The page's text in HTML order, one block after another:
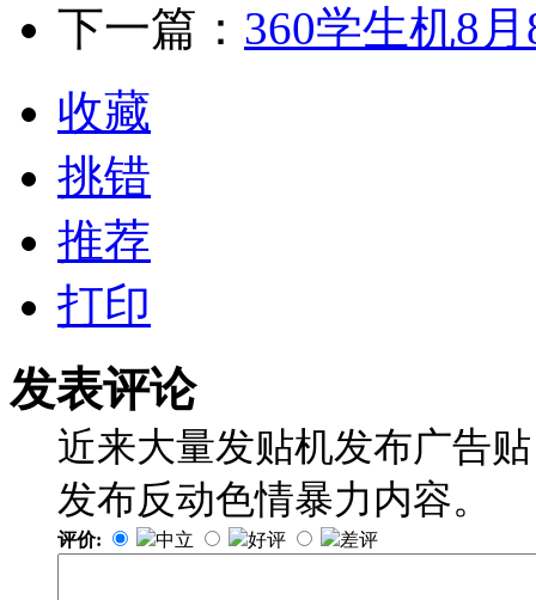
下一篇： 360学生机8
收藏
挑错
推荐
打印
发表评论
近来大量发贴机发布广告
发布反动色情暴力内容。
评价: 中立 好评 差评